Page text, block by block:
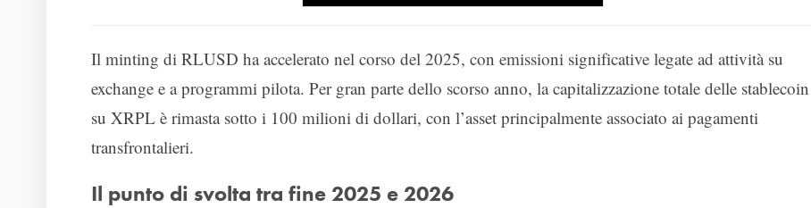
Il minting di RLUSD ha accelerato nel corso del 2025, con emissioni significative legate ad attività su
exchange e a programmi pilota. Per gran parte dello scorso anno, la capitalizzazione totale delle stablecoin
su XRPL è rimasta sotto i 100 milioni di dollari, con l’asset principalmente associato ai pagamenti
transfrontalieri.
Il punto di svolta tra fine 2025 e 2026